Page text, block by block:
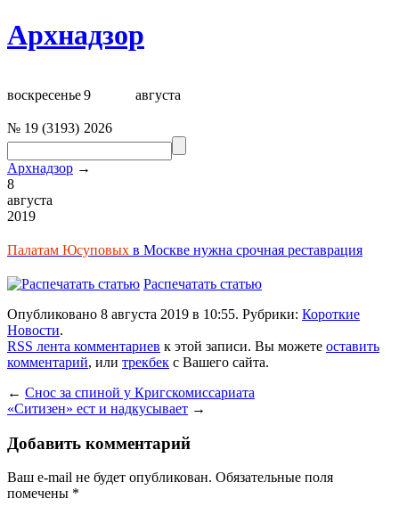
Архнадзор
воскресенье9 августа
№ 19 (3193) 2026
Архнадзор →
8
августа
2019
Палатам Юсуповых в Москве нужна срочная реставрация
Распечатать статью
Опубликовано 8 августа 2019 в 10:55. Рубрики: Короткие
Новости.
RSS лента комментариев к этой записи. Вы можете оставить
комментарий, или трекбек с Вашего сайта.
← Снос за спиной у Кригскомиссариата
«Ситизен» ест и надкусывает →
Добавить комментарий
Ваш e-mail не будет опубликован. Обязательные поля
помечены *